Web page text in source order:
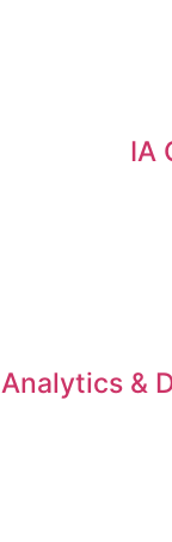
IA
Analytics &